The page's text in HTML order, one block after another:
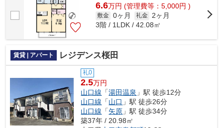
6.6万円 (管理費等：5,000円 )
敷金 0ヶ月 礼金 2ヶ月
3階 / 1LDK / 42.08㎡
賃貸 | アパート レジデンス桜田
礼0
2.5万円
山口線 「湯田温泉 」駅 徒歩12分
山口線 「山口 」駅 徒歩26分
山口線 「矢原 」駅 徒歩34分
築37年 / 20.98㎡